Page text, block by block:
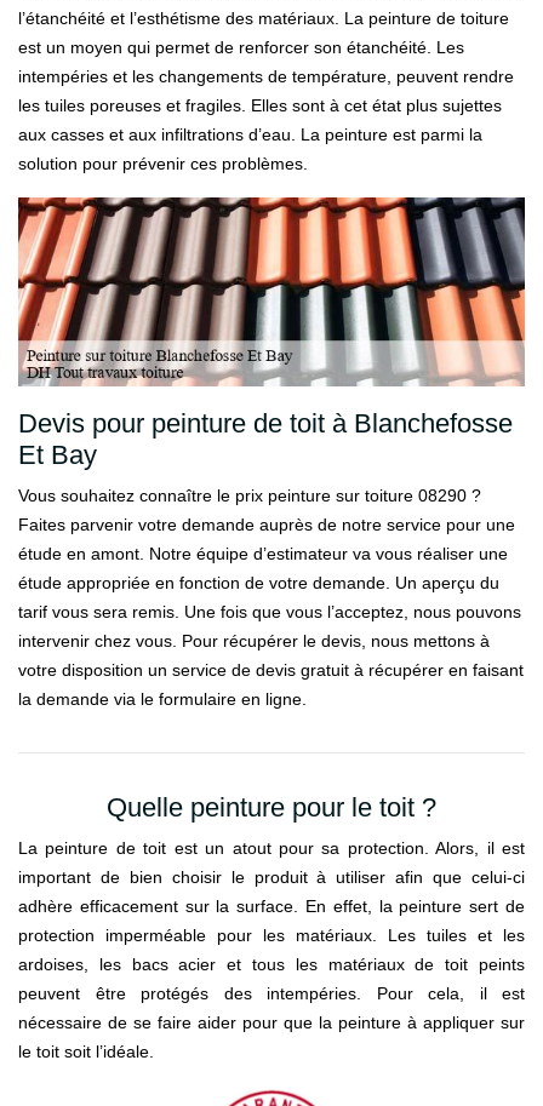
l’étanchéité et l’esthétisme des matériaux. La peinture de toiture
est un moyen qui permet de renforcer son étanchéité. Les
intempéries et les changements de température, peuvent rendre
les tuiles poreuses et fragiles. Elles sont à cet état plus sujettes
aux casses et aux infiltrations d’eau. La peinture est parmi la
solution pour prévenir ces problèmes.
Devis pour peinture de toit à Blanchefosse
Et Bay
Vous souhaitez connaître le prix peinture sur toiture 08290 ?
Faites parvenir votre demande auprès de notre service pour une
étude en amont. Notre équipe d’estimateur va vous réaliser une
étude appropriée en fonction de votre demande. Un aperçu du
tarif vous sera remis. Une fois que vous l’acceptez, nous pouvons
intervenir chez vous. Pour récupérer le devis, nous mettons à
votre disposition un service de devis gratuit à récupérer en faisant
la demande via le formulaire en ligne.
Quelle peinture pour le toit ?
La peinture de toit est un atout pour sa protection. Alors, il est
important de bien choisir le produit à utiliser afin que celui-ci
adhère efficacement sur la surface. En effet, la peinture sert de
protection imperméable pour les matériaux. Les tuiles et les
ardoises, les bacs acier et tous les matériaux de toit peints
peuvent être protégés des intempéries. Pour cela, il est
nécessaire de se faire aider pour que la peinture à appliquer sur
le toit soit l’idéale.